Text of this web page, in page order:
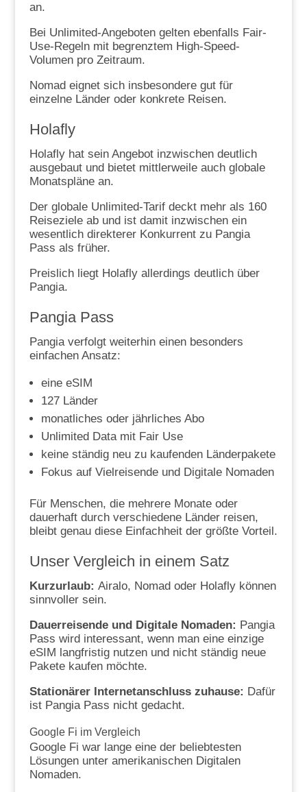
an.
Bei Unlimited-Angeboten gelten ebenfalls Fair-
Use-Regeln mit begrenztem High-Speed-
Volumen pro Zeitraum.
Nomad eignet sich insbesondere gut für
einzelne Länder oder konkrete Reisen.
Holafly
Holafly hat sein Angebot inzwischen deutlich
ausgebaut und bietet mittlerweile auch globale
Monatspläne an.
Der globale Unlimited-Tarif deckt mehr als 160
Reiseziele ab und ist damit inzwischen ein
wesentlich direkterer Konkurrent zu Pangia
Pass als früher.
Preislich liegt Holafly allerdings deutlich über
Pangia.
Pangia Pass
Pangia verfolgt weiterhin einen besonders
einfachen Ansatz:
eine eSIM
127 Länder
monatliches oder jährliches Abo
Unlimited Data mit Fair Use
keine ständig neu zu kaufenden Länderpakete
Fokus auf Vielreisende und Digitale Nomaden
Für Menschen, die mehrere Monate oder
dauerhaft durch verschiedene Länder reisen,
bleibt genau diese Einfachheit der größte Vorteil.
Unser Vergleich in einem Satz
Kurzurlaub: Airalo, Nomad oder Holafly können
sinnvoller sein.
Dauerreisende und Digitale Nomaden: Pangia
Pass wird interessant, wenn man eine einzige
eSIM langfristig nutzen und nicht ständig neue
Pakete kaufen möchte.
Stationärer Internetanschluss zuhause: Dafür
ist Pangia Pass nicht gedacht.
Google Fi im Vergleich
Google Fi war lange eine der beliebtesten
Lösungen unter amerikanischen Digitalen
Nomaden.